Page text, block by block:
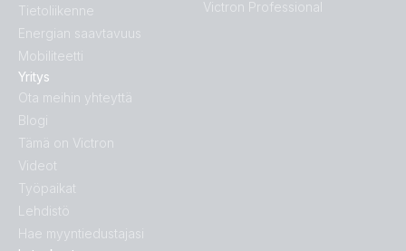
Tietoliikenne
Energian saavtavuus
Mobiliteetti
Yritys
Ota meihin yhteyttä
Blogi
Tämä on Victron
Videot
Työpaikat
Lehdistö
Hae myyntiedustajasi
Victron Professional